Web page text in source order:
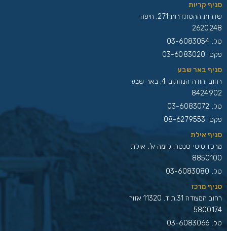
סניף קריות
שדרות ההסתדרות 271, חיפה
2620248
טל. 03-6083054
פקס. 03-6083020
סניף באר שבע
רחוב יהודה הנחתום 4, באר שבע
8424902
טל. 03-6083072
פקס. 08-6279553
סניף אילת
מרכז סיטי סנטר, קומה א', אילת
8850100
טל. 03-6083080
סניף מרכז
רחוב המצודה 31,ת.ד. 11320 אזור
5800174
טל. 03-6083066